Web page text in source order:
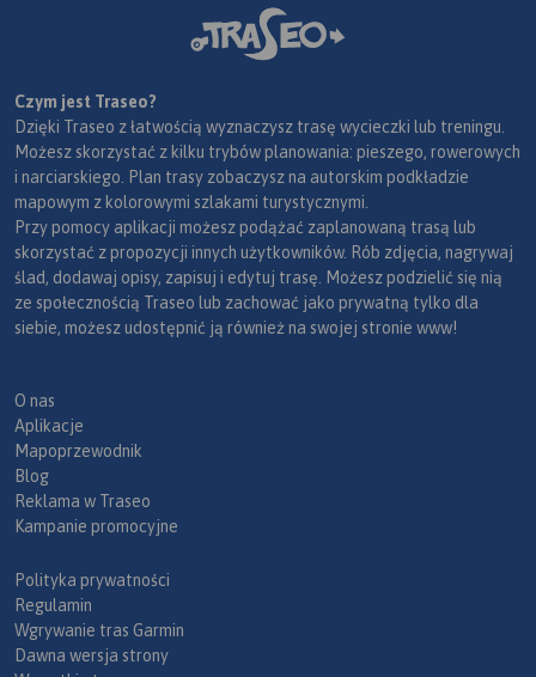
Czym jest Traseo?
Dzięki Traseo z łatwością wyznaczysz trasę wycieczki lub treningu.
Możesz skorzystać z kilku trybów planowania: pieszego, rowerowych
i narciarskiego. Plan trasy zobaczysz na autorskim podkładzie
mapowym z kolorowymi szlakami turystycznymi.
Przy pomocy aplikacji możesz podążać zaplanowaną trasą lub
skorzystać z propozycji innych użytkowników. Rób zdjęcia, nagrywaj
ślad, dodawaj opisy, zapisuj i edytuj trasę. Możesz podzielić się nią
ze społecznością Traseo lub zachować jako prywatną tylko dla
siebie, możesz udostępnić ją również na swojej stronie www!
O nas
Aplikacje
Mapoprzewodnik
Blog
Reklama w Traseo
Kampanie promocyjne
Polityka prywatności
Regulamin
Wgrywanie tras Garmin
Dawna wersja strony